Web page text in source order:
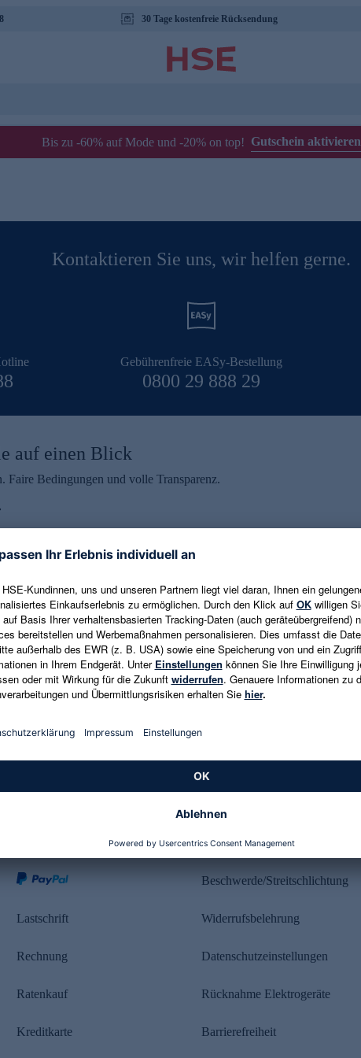
30 Tage kostenfreie Rücksendung
Bis zu -60% auf Mode und -20% on top! Gutschein aktivieren
Kontaktieren Sie uns, wir helfen gerne.
Gebührenfreie EASy-Bestellung
0800 29 888 29
auf einen Blick
Faire Bedingungen und volle Transparenz.
erhalten
und aktuelle Trends,
erhalten. Als Dankeschön
Eine Abmeldung ist jederzeit in
E-Mail-Adresse eingeben
Es gelten die Datenschutzrichtlinien
Lastschrift
Rechnung
Ratenkauf
Kreditkarte
Rechtliches
Beschwerde/Streitschlichtung
Widerrufsbelehrung
Datenschutzeinstellungen
Rücknahme Elektrogeräte
Barrierefreiheit